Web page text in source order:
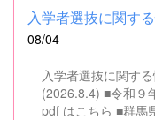
08/04
入学者選抜に関す
(2026.8.4) ■令和９
pdf はこちら ■群